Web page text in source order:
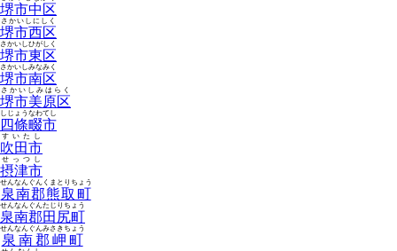
堺市中区
堺市西区
さかいしにしく
堺市東区
さかいしひがしく
堺市南区
さかいしみなみく
堺市美原区
さかいしみはらく
四條畷市
しじょうなわてし
吹田市
すいたし
摂津市
せっつし
泉南郡熊取町
せんなんぐんくまとりちょう
泉南郡田尻町
せんなんぐんたじりちょう
泉南郡岬町
せんなんぐんみさきちょう